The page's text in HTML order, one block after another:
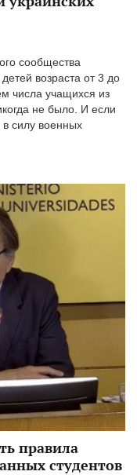
сообщества
возраста от 3 до
числа учащихся из
не было. И если
силу военных
правила
студентов